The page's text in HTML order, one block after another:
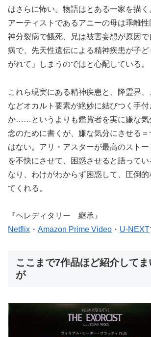
はさらに怖い。物語はとある一家を描
アーティストであるアニーの母は乖離
神分裂病で餓死、兄は被害妄想が原因
病で、先天性遺伝による精神疾患が子
がれて」しまうのではと心配している。
これら現実にある精神疾患と、降霊界
などオカルト要素が絶妙に結びつく手
か……というよりも鑑賞者を実に嫌な気
念のために書くが、嫌な気分にさせる
はない。アリ・アスターが最高のストー
を不快にさせて、困惑させると語って
なり、わけがわからず困惑して、圧倒
てくれる。
『ヘレディタリー 継承』
Netflix ・ Amazon Prime Video ・ U-NEXT
ここまで7作品ほど紹介して
が